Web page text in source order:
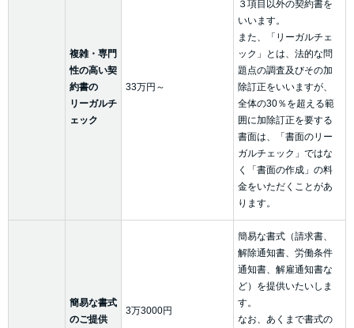
複雑・専門
性の高い契
約書の
リーガルチ
ェック
33万円～
３項目以外の契約書を
いいます。
また、「リーガルチェ
ック」とは、法的な問
題点の調査及びその加
除訂正をいいますが、
全体の30％を超える範
囲に加除訂正を要する
書面は、「書面のリー
ガルチェック」ではな
く「書面の作成」の料
金をいただくことがあ
ります。
簡易な書式
のご提供
3万3000円
簡易な書式（請求書、
解除通知書、労働条件
通知書、解雇通知書な
ど）を提供いたいしま
す。
なお、あくまで書式の